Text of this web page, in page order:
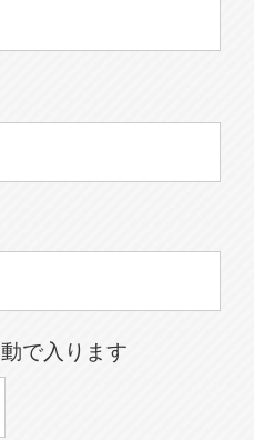
で入ります